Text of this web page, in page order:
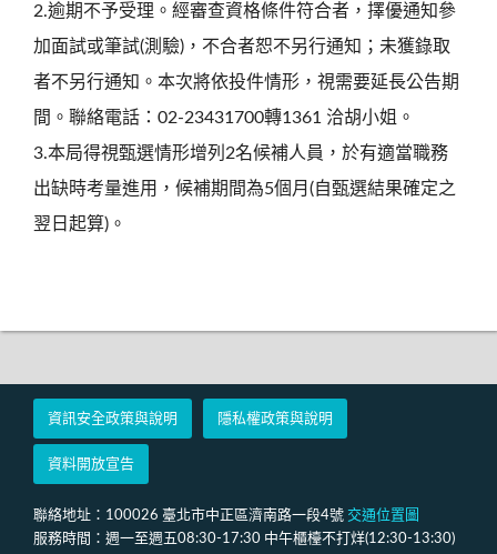
2.逾期不予受理。經審查資格條件符合者，擇優通知參
加面試或筆試(測驗)，不合者恕不另行通知；未獲錄取
者不另行通知。本次將依投件情形，視需要延長公告期
間。聯絡電話：02-23431700轉1361 洽胡小姐。
3.本局得視甄選情形增列2名候補人員，於有適當職務
出缺時考量進用，候補期間為5個月(自甄選結果確定之
翌日起算)。
資訊安全政策與說明 隱私權政策與說明
資料開放宣告
聯絡地址：100026 臺北市中正區濟南路一段4號 交通位置圖
服務時間：週一至週五08:30-17:30 中午櫃檯不打烊(12:30-13:30)